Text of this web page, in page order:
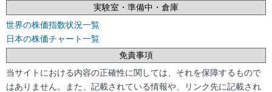
実験室・準備中・倉庫
世界の株価指数状況一覧
日本の株価チャート一覧
免責事項
当サイトにおける内容の正確性に関しては、それを保障するもので
はありません。また、記載されている情報や、リンク先に記載され